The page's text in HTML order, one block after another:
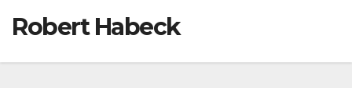
Robert Habeck